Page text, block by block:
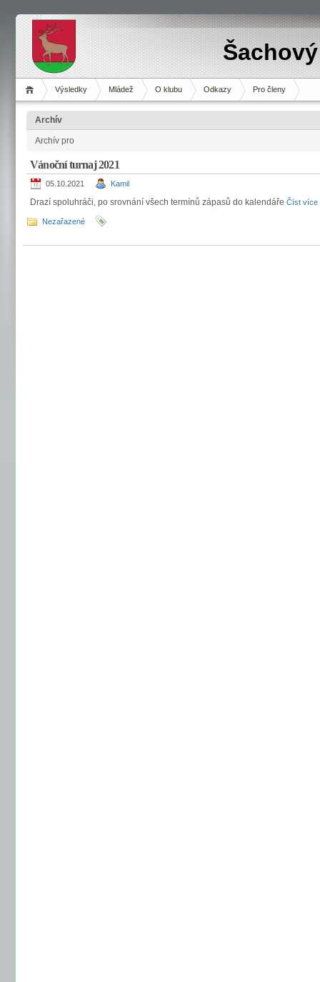
Výsledky Mládež O klubu Odkazy Pro členy
Archív
Archív pro
Vánoční turnaj 2021
05.10.2021 Kamil
Drazí spoluhráči, po srovnání všech termínů zápasů do kalendáře Číst
Nezařazené